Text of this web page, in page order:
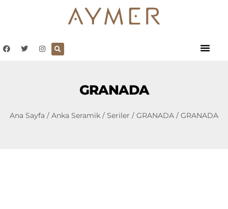
GRANADA
Ana Sayfa / Anka Seramik / Seriler / GRANADA / GRANADA